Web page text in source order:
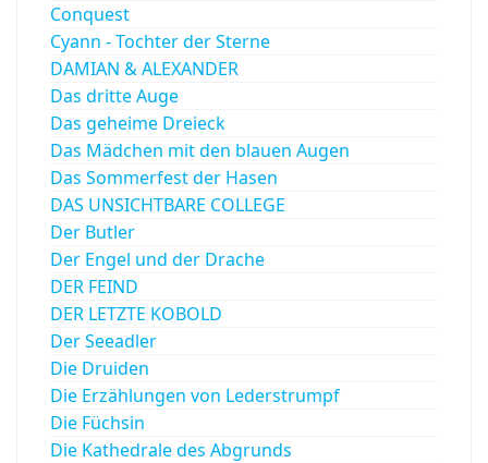
Conquest
Cyann - Tochter der Sterne
DAMIAN & ALEXANDER
Das dritte Auge
Das geheime Dreieck
Das Mädchen mit den blauen Augen
Das Sommerfest der Hasen
DAS UNSICHTBARE COLLEGE
Der Butler
Der Engel und der Drache
DER FEIND
DER LETZTE KOBOLD
Der Seeadler
Die Druiden
Die Erzählungen von Lederstrumpf
Die Füchsin
Die Kathedrale des Abgrunds